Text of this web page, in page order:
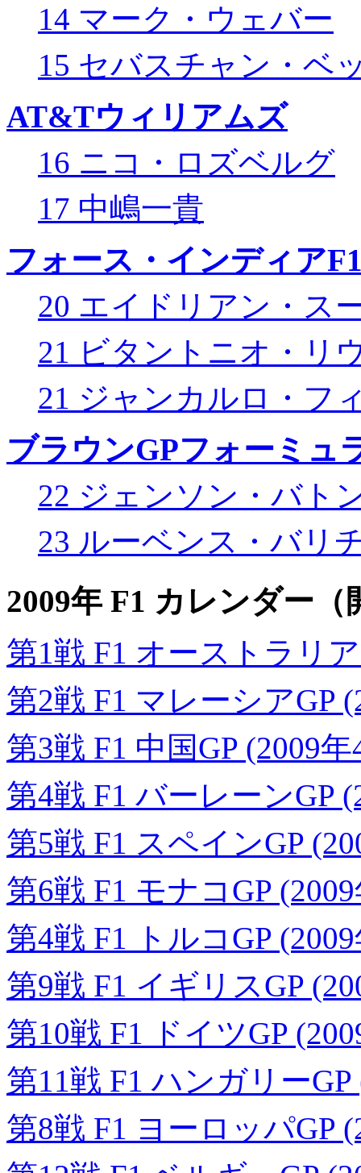
14 マーク・ウェバー
15 セバスチャン・ベ
AT&Tウィリアムズ
16 ニコ・ロズベルグ
17 中嶋一貴
フォース・インディア
20 エイドリアン・ス
21 ビタントニオ・リ
21 ジャンカルロ・フ
ブラウンGPフォーミュ
22 ジェンソン・バト
23 ルーベンス・バリ
2009年 F1 カレンダー
第1戦 F1 オーストラリ
第2戦 F1 マレーシアGP
第3戦 F1 中国GP (2009
第4戦 F1 バーレーンGP
第5戦 F1 スペインGP
第6戦 F1 モナコGP
第4戦 F1 トルコGP
第9戦 F1 イギリスGP
第10戦 F1 ドイツGP
第11戦 F1 ハンガリー
第8戦 F1 ヨーロッパGP